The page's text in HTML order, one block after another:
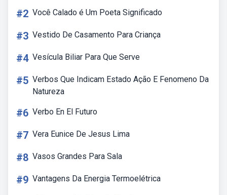
#2 Você Calado é Um Poeta Significado
#3 Vestido De Casamento Para Criança
#4 Vesícula Biliar Para Que Serve
#5 Verbos Que Indicam Estado Ação E Fenomeno Da
Natureza
#6 Verbo En El Futuro
#7 Vera Eunice De Jesus Lima
#8 Vasos Grandes Para Sala
#9 Vantagens Da Energia Termoelétrica